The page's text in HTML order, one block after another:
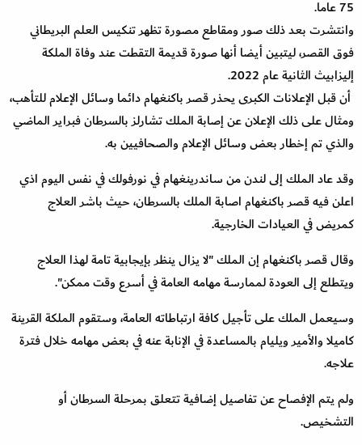
75 عاما.
وانتشرت بعد ذلك صور ومقاطع مصورة تظهر تنكيس العلم البريطاني
فوق القصر، ليتبين أيضا أنها صورة قديمة التقطت عند وفاة الملكة
إليزابيث الثانية عام 2022.
أن قبل الإعلانات الكبرى يحذر قصر باكنغهام دائما وسائل الإعلام للتأهب،
ومثال على ذلك الإعلان عن إصابة الملك تشارلز بالسرطان فبراير الماضي
والذي تم إخطار بعض وسائل الإعلام والصحافيين به.
وقد عاد الملك إلى لندن من ساندرينغهام في نورفولك في نفس اليوم اذي
اعلن فيه قصر باكنغهام اصابة الملك بالسرطان، حيث باشر العلاج
كمريض في العيادات الخارجية.
وقال قصر باكنغهام إن الملك "لا يزال ينظر بإيجابية تامة لهذا العلاج
ويتطلع إلى العودة لممارسة مهامه العامة في أسرع وقت ممكن".
وسيعمل الملك على تأجيل كافة ارتباطاته العامة، وستقوم الملكة القرينة
كاميلا والأمير ويليام بالمساعدة في الإنابة عنه في بعض مهامه خلال فترة
علاجه.
ولم يتم الإفصاح عن تفاصيل إضافية تتعلق بمرحلة السرطان أو
التشخيص.